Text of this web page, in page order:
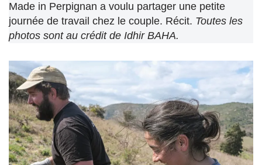
Made in Perpignan a voulu partager une petite
journée de travail chez le couple. Récit. Toutes les
photos sont au crédit de Idhir BAHA.